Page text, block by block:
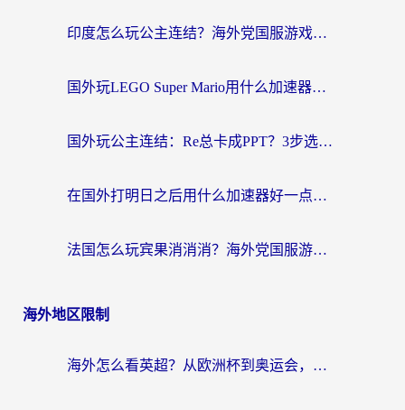
印度怎么玩公主连结？海外党国服游戏加速终极指南（附仙境传说RO重生细胞优化技巧）
国外玩LEGO Super Mario用什么加速器？2026海外玩家亲测有效指南
国外玩公主连结：Re总卡成PPT？3步选对加速器，畅玩国服无压力
在国外打明日之后用什么加速器好一点？海外玩家亲测有效的国服游戏加速指南
法国怎么玩宾果消消消？海外党国服游戏加速器终极指南（附漫威召唤与合成解决办法）
海外地区限制
海外怎么看英超？从欧洲杯到奥运会，一份让你不卡壳的中文解说观看指南